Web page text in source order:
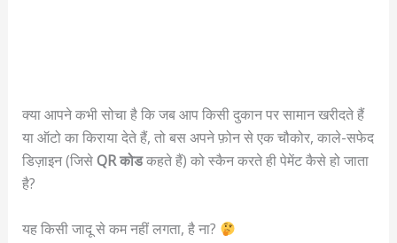
क्या आपने कभी सोचा है कि जब आप किसी दुकान पर सामान खरीदते हैं
या ऑटो का किराया देते हैं, तो बस अपने फ़ोन से एक चौकोर, काले-सफेद
डिज़ाइन (जिसेQR कोडकहते हैं) को स्कैन करते ही पेमेंट कैसे हो जाता
है?
यह किसी जादू से कम नहीं लगता, है ना?